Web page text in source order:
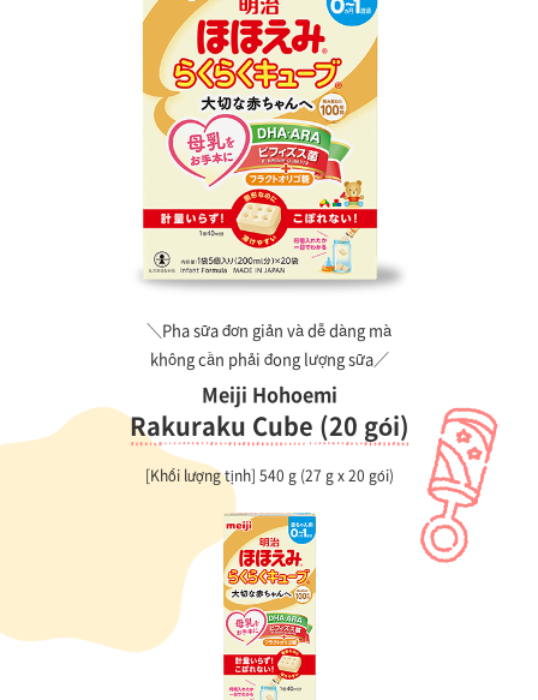
＼Pha sữa đơn giản và dễ dàng mà
không cần phải đong lượng sữa／
Meiji Hohoemi
Rakuraku Cube (20 gói)
[Khối lượng tịnh] 540 g (27 g x 20 gói)